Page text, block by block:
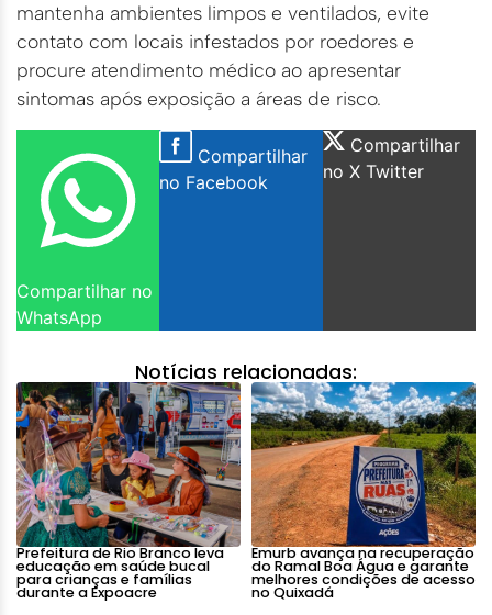
mantenha ambientes limpos e ventilados, evite
contato com locais infestados por roedores e
procure atendimento médico ao apresentar
sintomas após exposição a áreas de risco.
Compartilhar no
WhatsApp
Compartilhar
no Facebook
Compartilhar
no X Twitter
Notícias relacionadas:
Prefeitura de Rio Branco leva
educação em saúde bucal
para crianças e famílias
durante a Expoacre
Emurb avança na recuperação
do Ramal Boa Água e garante
melhores condições de acesso
no Quixadá